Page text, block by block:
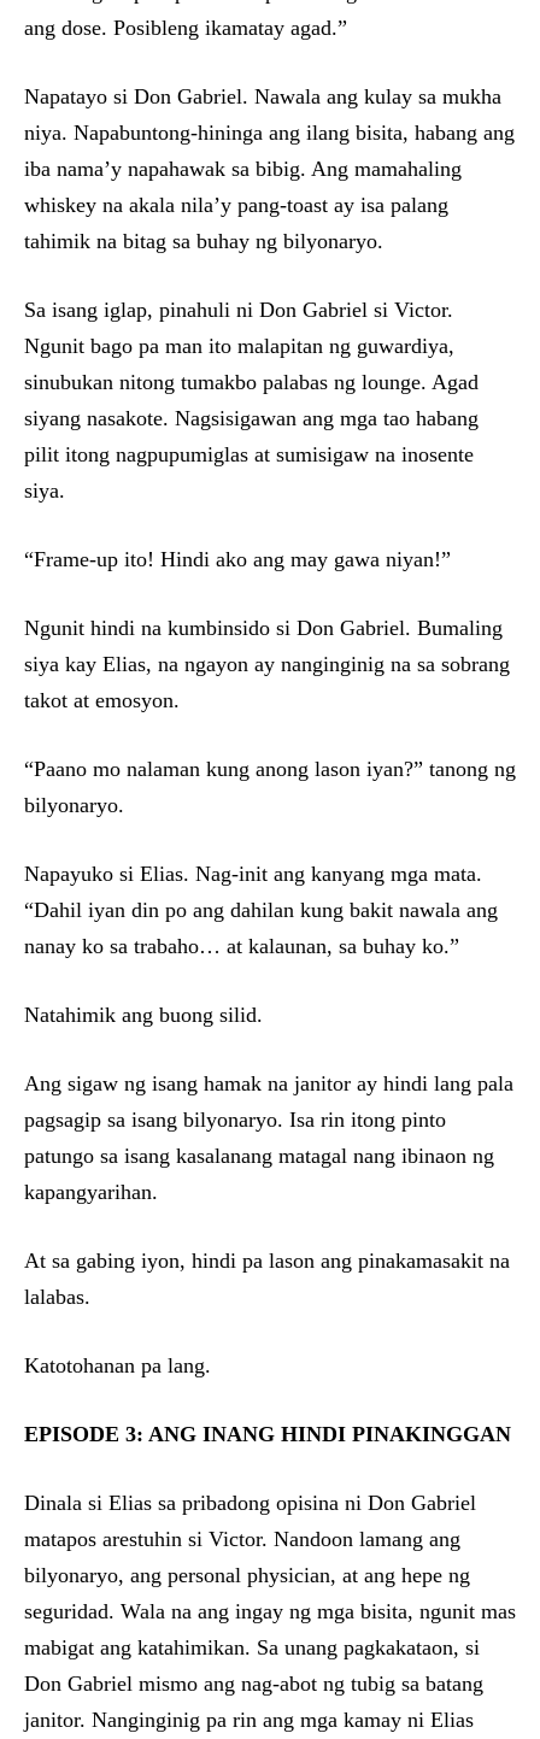
ang dose. Posibleng ikamatay agad.”
Napatayo si Don Gabriel. Nawala ang kulay sa mukha
niya. Napabuntong-hininga ang ilang bisita, habang ang
iba nama’y napahawak sa bibig. Ang mamahaling
whiskey na akala nila’y pang-toast ay isa palang
tahimik na bitag sa buhay ng bilyonaryo.
Sa isang iglap, pinahuli ni Don Gabriel si Victor.
Ngunit bago pa man ito malapitan ng guwardiya,
sinubukan nitong tumakbo palabas ng lounge. Agad
siyang nasakote. Nagsisigawan ang mga tao habang
pilit itong nagpupumiglas at sumisigaw na inosente
siya.
“Frame-up ito! Hindi ako ang may gawa niyan!”
Ngunit hindi na kumbinsido si Don Gabriel. Bumaling
siya kay Elias, na ngayon ay nanginginig na sa sobrang
takot at emosyon.
“Paano mo nalaman kung anong lason iyan?” tanong ng
bilyonaryo.
Napayuko si Elias. Nag-init ang kanyang mga mata.
“Dahil iyan din po ang dahilan kung bakit nawala ang
nanay ko sa trabaho… at kalaunan, sa buhay ko.”
Natahimik ang buong silid.
Ang sigaw ng isang hamak na janitor ay hindi lang pala
pagsagip sa isang bilyonaryo. Isa rin itong pinto
patungo sa isang kasalanang matagal nang ibinaon ng
kapangyarihan.
At sa gabing iyon, hindi pa lason ang pinakamasakit na
lalabas.
Katotohanan pa lang.
EPISODE 3: ANG INANG HINDI PINAKINGGAN
Dinala si Elias sa pribadong opisina ni Don Gabriel
matapos arestuhin si Victor. Nandoon lamang ang
bilyonaryo, ang personal physician, at ang hepe ng
seguridad. Wala na ang ingay ng mga bisita, ngunit mas
mabigat ang katahimikan. Sa unang pagkakataon, si
Don Gabriel mismo ang nag-abot ng tubig sa batang
janitor. Nanginginig pa rin ang mga kamay ni Elias